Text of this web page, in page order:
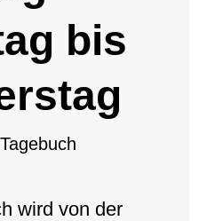
bis
Tagebuch
wird von der